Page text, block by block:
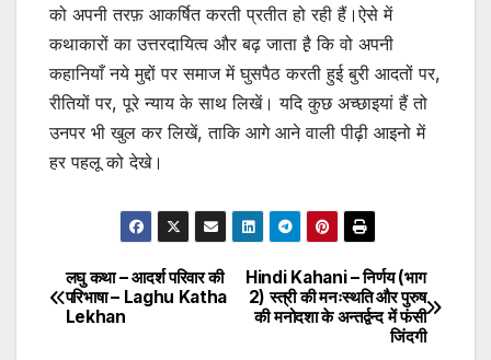
को अपनी तरफ़ आकर्षित करती प्रतीत हो रही हैं।ऐसे में
कथाकारों का उत्तरदायित्व और बढ़ जाता है़ कि वो अपनी
कहानियाँ नये मुद्दों पर समाज में घुसपैठ करती हुई बुरी आदतों पर,
रीतियों पर, पूरे न्याय के साथ लिखें। यदि कुछ अच्छाइयां हैं तो
उनपर भी खुल कर लिखें, ताकि आगे आने वाली पीढ़ी आइनो में
हर पहलू को देखे।
Post
navigation
Hindi Kahani – निर्णय (भाग
2) स्त्री की मनःस्थति और पुरुष
की मनोदशा के अन्तर्द्वन्द में फंसी
जिंदगी
लघु कथा – आदर्श परिवार की
परिभाषा – Laghu Katha
Lekhan